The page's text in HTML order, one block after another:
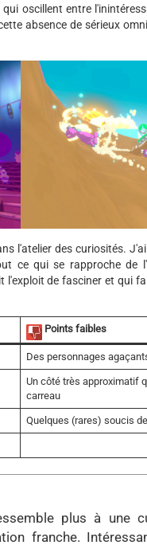
oscillent entre
absence de sérieux
l'atelier des curiosités.
ce qui se rapproche de
de fasciner et qui
Points faibles
Des personnages
Un côté très approximatif
carreau
Quelques (rares) soucis
plus à une
franche.